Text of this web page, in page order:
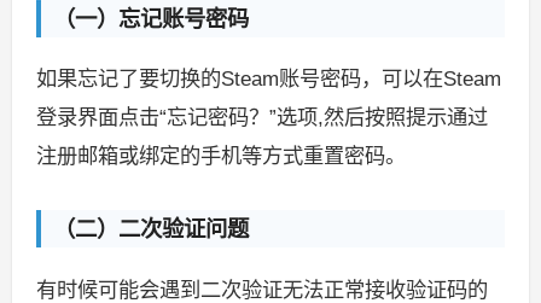
（一）忘记账号密码
如果忘记了要切换的Steam账号密码，可以在Steam
登录界面点击“忘记密码？”选项,然后按照提示通过
注册邮箱或绑定的手机等方式重置密码。
（二）二次验证问题
有时候可能会遇到二次验证无法正常接收验证码的